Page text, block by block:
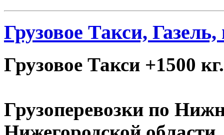
Грузовое Такси,
Грузовое Такси +1500 кг.
Грузоперевозки по